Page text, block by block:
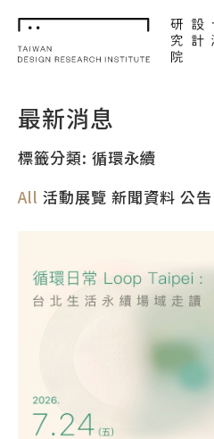
TDRI
單
最新消息
標籤分類: 循環永續
All 活動展覽 新聞資料 公告